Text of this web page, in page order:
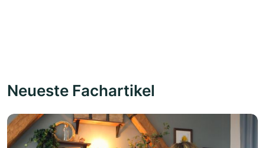
Neueste Fachartikel